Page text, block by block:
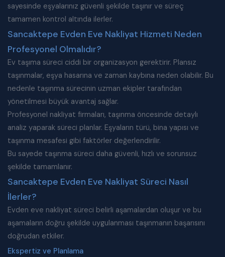
sayesinde eşyalarınız güvenli şekilde taşınır ve süreç
tamamen kontrol altında ilerler.
Sancaktepe Evden Eve Nakliyat Hizmeti Neden
Profesyonel Olmalıdır?
Ev taşıma süreci ciddi bir organizasyon gerektirir. Plansız
taşınmalar, eşya hasarına ve zaman kaybına neden olabilir. Bu
nedenle taşınma sürecinin uzman ekipler tarafından
yönetilmesi büyük avantaj sağlar.
Profesyonel nakliyat firmaları, taşınma öncesinde detaylı
analiz yaparak süreci planlar. Eşyaların türü, bina yapısı ve
taşınma mesafesi gibi faktörler değerlendirilir.
Bu sayede taşınma süreci daha güvenli, hızlı ve sorunsuz
şekilde tamamlanır.
Sancaktepe Evden Eve Nakliyat Süreci Nasıl
İlerler?
Evden eve nakliyat süreci belirli aşamalardan oluşur ve bu
aşamaların doğru şekilde uygulanması taşınmanın başarısını
doğrudan etkiler.
Ekspertiz ve Planlama